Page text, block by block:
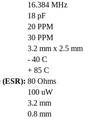
16.384 MHz
18 pF
20 PPM
30 PPM
3.2 mm x 2.5 mm
- 40 C
+ 85 C
(ESR): 80 Ohms
100 uW
3.2 mm
0.8 mm